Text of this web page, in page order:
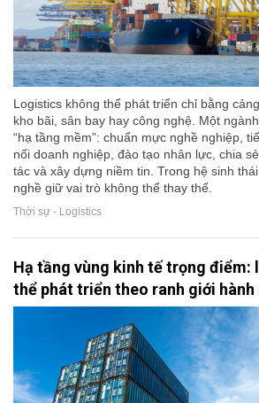
Logistics không thể phát triển chỉ bằng
kho bãi, sân bay hay công nghệ. Một
“hạ tầng mềm”: chuẩn mực nghề nghiệp,
nối doanh nghiệp, đào tạo nhân lực, chia
tác và xây dựng niềm tin. Trong hệ sinh
nghề giữ vai trò không thể thay thế.
Thời sự - Logistics
Hạ tầng vùng kinh tế trọng
thể phát triển theo ranh giới hành